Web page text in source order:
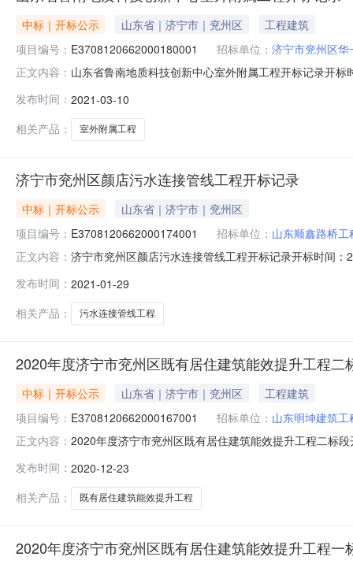
中标｜开标公示 山东省｜济宁市｜兖州区
工程建筑
项目编号： E3708120662000180001 招标单位： 济宁市兖州区
正文内容： 山东省鲁南地质科技创新中心室外附属工程开标记录开
司7879769.880天3山东兖州建设总公司7857449.190天
发布时间： 2021-03-10
相关产品：
室外附属工程
济宁市兖州区颜店污水连接管线工程开标记录
中标｜开标公示
山东省｜济宁市｜兖州区
项目编号： E3708120662000174001 招标单位： 山东顺鑫路桥
正文内容： 济宁市兖州区颜店污水连接管线工程开标记录开标时间
天3山东明坤建筑工程有限公司6215924.590天4山东华
发布时间： 2021-01-29
相关产品：
污水连接管线工程
2020年度济宁市兖州区既有居住建筑能效提升工程二
中标｜开标公示 山东省｜济宁市｜兖州区
工程建筑
项目编号： E3708120662000167001 招标单位： 山东明坤建筑
正文内容： 2020年度济宁市兖州区既有居住建筑能效提升工程二标
公司9470274.870天3山东兖州建设总公司9467248.130
发布时间： 2020-12-23
相关产品：
既有居住建筑能效提升工程
2020年度济宁市兖州区既有居住建筑能效提升工程一